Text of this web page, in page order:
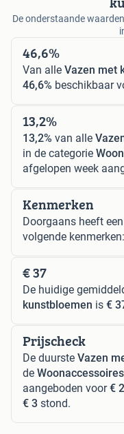
De onderstaande
46,6%
Van alle Vazen met
46,6% beschikbaar
13,2%
13,2% van alle
in de categorie
afgelopen week
Kenmerken
Doorgaans heeft een
volgende kenmerken:
€ 37
De huidige
kunstbloemen is €
Prijscheck
De duurste Vazen
de
aangeboden voor€
€ 3 stond.